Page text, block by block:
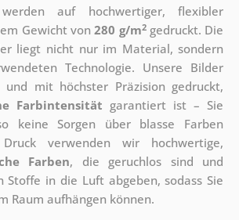
auf hochwertiger, flexibler
Gewicht von280 g/m2gedruckt. Die
liegt nicht nur im Material, sondern
Technologie. Unsere Bilder
und mit höchster Präzision gedruckt,
Farbintensität garantiert ist – Sie
keine Sorgen über blasse Farben
verwenden wir hochwertige,
Farben, die geruchlos sind und
Stoffe in die Luft abgeben, sodass Sie
Raum aufhängen können.